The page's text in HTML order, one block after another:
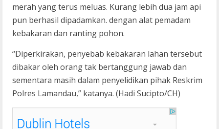
merah yang terus meluas. Kurang lebih dua jam api
pun berhasil dipadamkan. dengan alat pemadam
kebakaran dan ranting pohon.
“Diperkirakan, penyebab kebakaran lahan tersebut
dibakar oleh orang tak bertanggung jawab dan
sementara masih dalam penyelidikan pihak Reskrim
Polres Lamandau,” katanya. (Hadi Sucipto/CH)